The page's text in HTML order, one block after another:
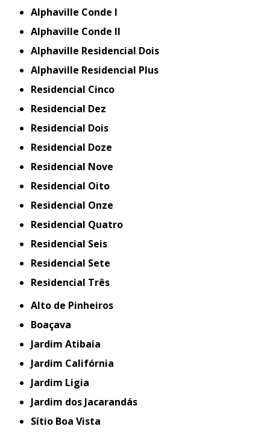
Alphaville Conde I
Alphaville Conde II
Alphaville Residencial Dois
Alphaville Residencial Plus
Residencial Cinco
Residencial Dez
Residencial Dois
Residencial Doze
Residencial Nove
Residencial Oito
Residencial Onze
Residencial Quatro
Residencial Seis
Residencial Sete
Residencial Três
Alto de Pinheiros
Boaçava
Jardim Atibaia
Jardim Califórnia
Jardim Ligia
Jardim dos Jacarandás
Sítio Boa Vista